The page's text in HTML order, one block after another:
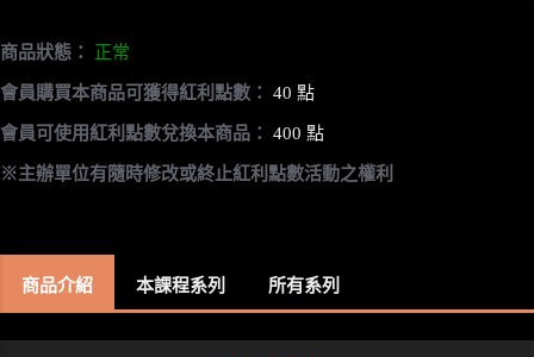
商品狀態： 正常
會員購買本商品可獲得紅利點數： 40 點
會員可使用紅利點數兌換本商品： 400 點
※主辦單位有隨時修改或終止紅利點數活動之權利
商品介紹 本課程系列 所有系列